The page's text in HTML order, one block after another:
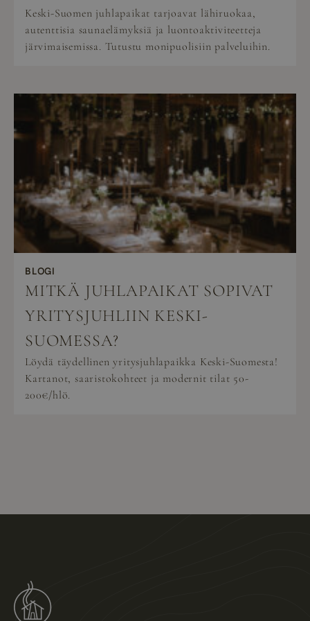
Keski-Suomen juhlapaikat tarjoavat lähiruokaa,
autenttisia saunaelämyksiä ja luontoaktiviteetteja
järvimaisemissa. Tutustu monipuolisiin palveluihin.
BLOGI
MITKÄ JUHLAPAIKAT SOPIVAT
YRITYSJUHLIIN KESKI-
SUOMESSA?
Löydä täydellinen yritysjuhlapaikka Keski-Suomesta!
Kartanot, saaristokohteet ja modernit tilat 50-
200€/hlö.